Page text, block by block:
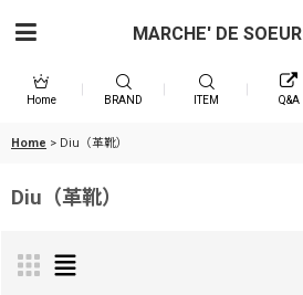
MARCHE' DE SOEUR
Home BRAND ITEM Q&A
Home > Diu（革靴）
Diu（革靴）